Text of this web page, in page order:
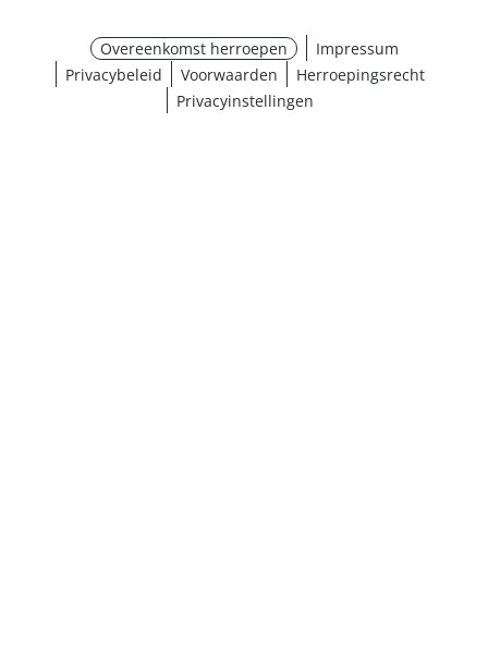
Overeenkomst herroepen
Impressum
Privacybeleid
Voorwaarden
Herroepingsrecht
Privacyinstellingen